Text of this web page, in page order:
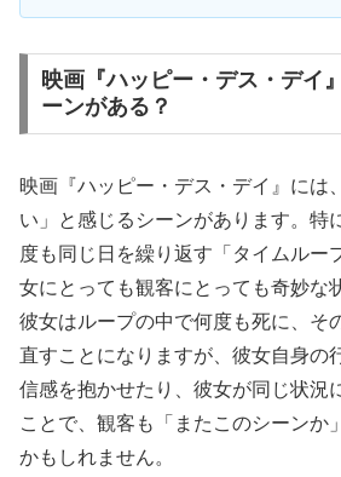
映画『ハッピー・デス・デイ
ーンがある？
映画『ハッピー・デス・デイ』には
い」と感じるシーンがあります。特
度も同じ日を繰り返す「タイムルー
女にとっても観客にとっても奇妙な
彼女はループの中で何度も死に、そ
直すことになりますが、彼女自身の
信感を抱かせたり、彼女が同じ状況
ことで、観客も「またこのシーンか
かもしれません。